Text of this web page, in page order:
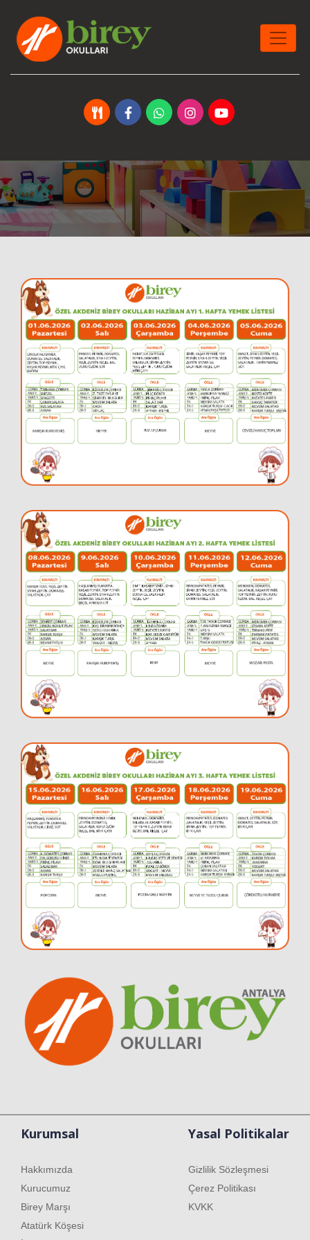
Kurumsal
Hakkımızda
Kurucumuz
Birey Marşı
Atatürk Köşesi
Yasal Politikalar
Gizlilik Sözleşmesi
Çerez Politikası
KVKK